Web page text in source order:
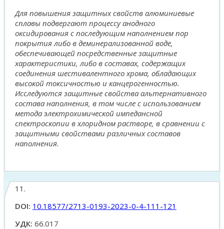
Для повышения защитных свойств алюминиевые
сплавы подвергают процессу анодного
оксидирования с последующим наполнением пор
покрытия либо в деминерализованной воде,
обеспечивающей посредственные защитные
характеристики, либо в составах, содержащих
соединения шестивалентного хрома, обладающих
высокой токсичностью и канцерогенностью.
Исследуются защитные свойства альтернативного
состава наполнения, в том числе с использованием
метода электрохимической импедансной
спектроскопии в хлоридном растворе, в сравнении с
защитными свойствами различных составов
наполнения.
11.
DOI: 10.18577/2713-0193-2023-0-4-111-121
УДК: 66.017